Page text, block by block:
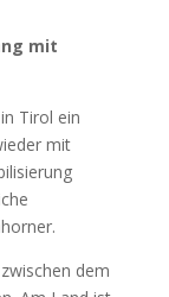
mit
Tirol ein
mit
dem